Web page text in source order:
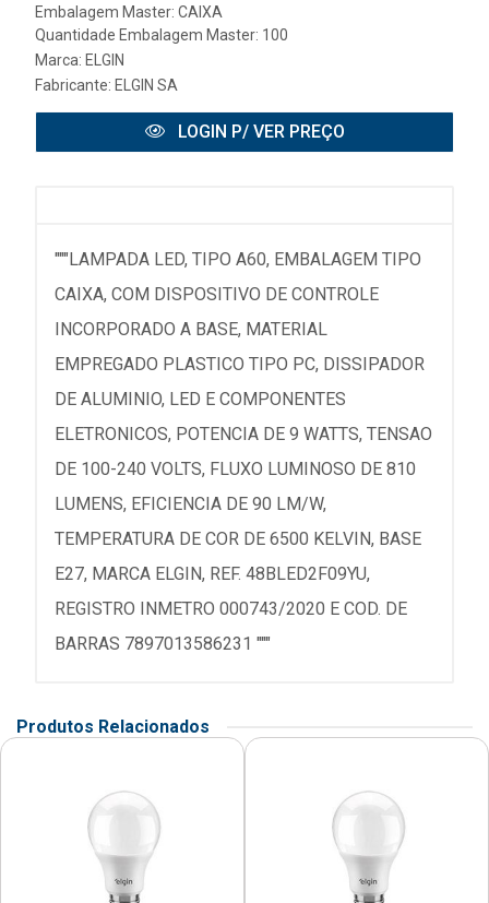
Embalagem Master: CAIXA
Quantidade Embalagem Master: 100
Marca: ELGIN
Fabricante: ELGIN SA
LOGIN P/ VER PREÇO
"""LAMPADA LED, TIPO A60, EMBALAGEM TIPO
CAIXA, COM DISPOSITIVO DE CONTROLE
INCORPORADO A BASE, MATERIAL
EMPREGADO PLASTICO TIPO PC, DISSIPADOR
DE ALUMINIO, LED E COMPONENTES
ELETRONICOS, POTENCIA DE 9 WATTS, TENSAO
DE 100-240 VOLTS, FLUXO LUMINOSO DE 810
LUMENS, EFICIENCIA DE 90 LM/W,
TEMPERATURA DE COR DE 6500 KELVIN, BASE
E27, MARCA ELGIN, REF. 48BLED2F09YU,
REGISTRO INMETRO 000743/2020 E COD. DE
BARRAS 7897013586231 """
Produtos Relacionados